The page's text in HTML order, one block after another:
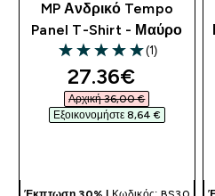
MP Ανδρικό Tempo
Panel T-Shirt - Μαύρο
5 out of 5 stars
(1)
discounted
27.36€‎
Αρχική 36,00 €‎
Εξοικονομήστε 8,64 €‎